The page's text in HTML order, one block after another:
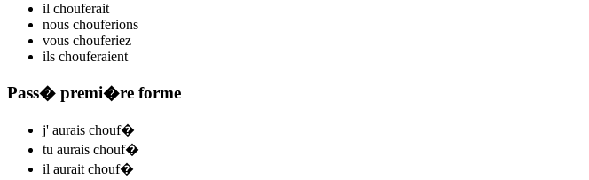
il chouferait
nous chouferions
vous chouferiez
ils chouferaient
Pass� premi�re forme
j' aurais chouf�
tu aurais chouf�
il aurait chouf�